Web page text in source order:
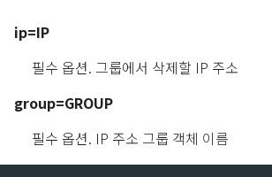
ip=IP
필수 옵션. 그룹에서 삭제할 IP 주소
group=GROUP
필수 옵션. IP 주소 그룹 객체 이름